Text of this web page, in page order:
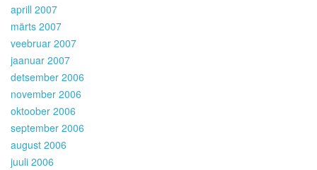
aprill 2007
märts 2007
veebruar 2007
jaanuar 2007
detsember 2006
november 2006
oktoober 2006
september 2006
august 2006
juuli 2006